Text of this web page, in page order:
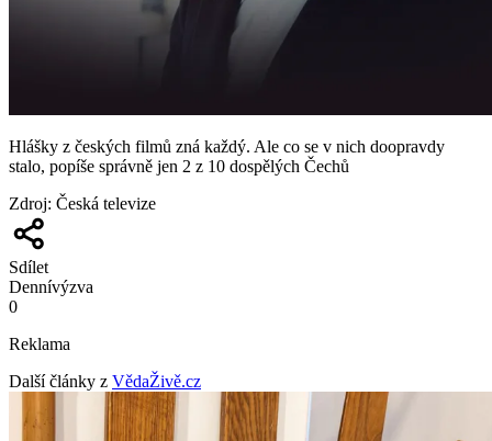
Hlášky z českých filmů zná každý. Ale co se v nich doopravdy
stalo, popíše správně jen 2 z 10 dospělých Čechů
Zdroj: Česká televize
Sdílet
Dennívýzva
0
Reklama
Další články z VědaŽivě.cz